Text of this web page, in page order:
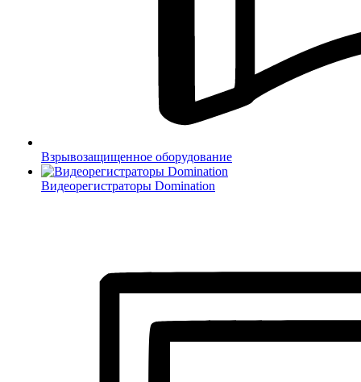
Взрывозащищенное оборудование
Видеорегистраторы Domination